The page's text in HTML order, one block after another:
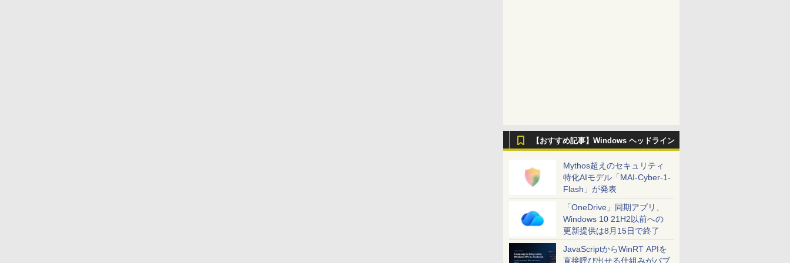
【おすすめ記事】Windows ヘッドライン
Mythos超えのセキュリティ
特化AIモデル「MAI-Cyber-1-
Flash」が発表
「OneDrive」同期アプリ、
Windows 10 21H2以前への
更新提供は8月15日で終了
JavaScriptからWinRT APIを
直接呼び出せる仕組みがパブ